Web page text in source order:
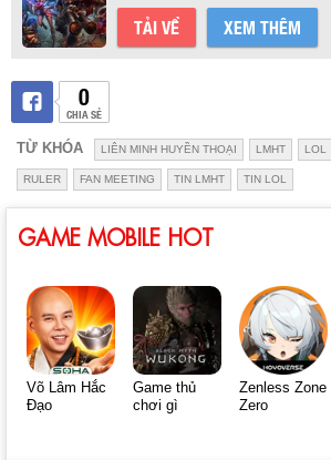
TẢI VỀ XEM THÊM
0
CHIA SẺ
TỪ KHÓA LIÊN MINH HUYỀN THOẠI LMHT LOL
RULER FAN MEETING TIN LMHT TIN LOL
GAME MOBILE HOT
Võ Lâm Hắc
Đạo
Game thủ
chơi gì
Zenless Zone
Zero